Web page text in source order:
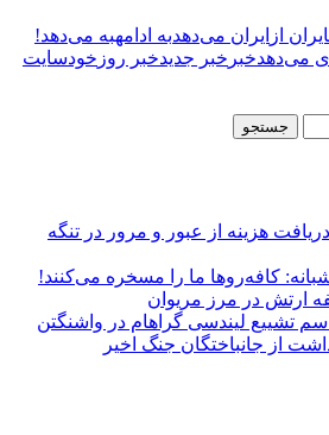
ایران از ایران می‌دهدبه ادامهبه می‌دهد!
می‌دهدخبر خبر جدیدخبر روز خودسایت
دریافت هزینه از عبور و مرور در تنگه
کافه‌روها ما را مسخره می‌کنند!
ارتش در مرز مریوان
تشییع لیندسی گراهام در واشنگتن
از جانباختگان جنگ اخیر